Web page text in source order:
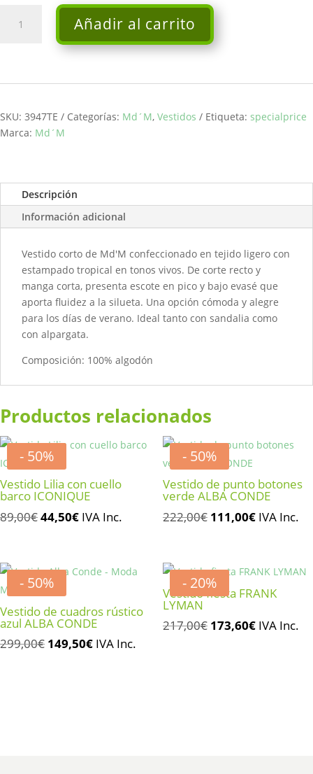
corto
Añadir al carrito
SKU: 3947TE Categorías: Md´M, Vestidos Etiqueta: specialprice
Marca: Md´M
Descripción
Información adicional
Vestido corto de Md'M confeccionado en tejido ligero con
estampado tropical en tonos vivos. De corte recto y
manga corta, presenta escote en pico y bajo evasé que
aporta fluidez a la silueta. Una opción cómoda y alegre
para los días de verano. Ideal tanto con sandalia como
con alpargata.
Composición: 100% algodón
Productos relacionados
- 50%
Vestido Lilia con cuello
barco ICONIQUE
89,00€El
era:
89,00€.
44,50€El
es:
IVA Inc.
- 50%
Vestido de punto botones
verde ALBA CONDE
222,00€ El
era:
222,00€.
111,00€El
es:
111,00€.
IVA Inc.
- 50%
Vestido de cuadros rústico
azul ALBA CONDE
299,00€ El
149,50€ElIVA Inc.
- 20%
Vestido fiesta FRANK
LYMAN
217,00€ El
173,60€ElIVA Inc.